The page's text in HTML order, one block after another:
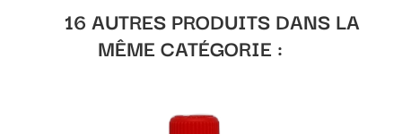
16 AUTRES PRODUITS DANS LA
MÊME CATÉGORIE :